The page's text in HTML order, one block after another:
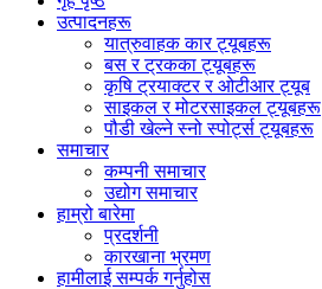
उत्पादनहरू
यात्रुवाहक कार ट्यूबहरू
बस र ट्रकका ट्यूबहरू
कृषि ट्रयाक्टर र ओटीआर ट्यूब
साइकल र मोटरसाइकल ट्यूबहरू
पौडी खेल्ने स्नो स्पोर्ट्स ट्यूबहरू
समाचार
कम्पनी समाचार
उद्योग समाचार
हाम्रो बारेमा
प्रदर्शनी
कारखाना भ्रमण
हामीलाई सम्पर्क गर्नुहोस